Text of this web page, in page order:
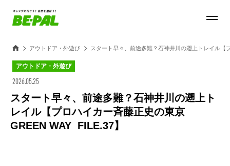
アウトドア・外遊び スタート早々、前途多難？石神井川の遡上トレイル
アウトドア・外遊び
2026.05.25
スタート早々、前途多難？石神井川の遡上ト
レイル【プロハイカー斉藤正史の東京
GREEN WAY FILE.37】